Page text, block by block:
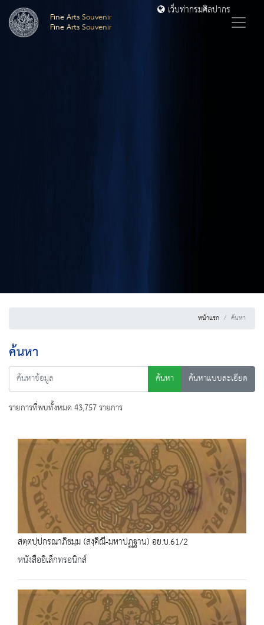
Fine Arts Souvenir
Fine Arts Souvenir
เว็บท่ากรมศิลปากร
หน้าแรก ค้นหา
ค้นหา
ค้นหา
ค้นหาแบบละเอียด
รายการที่พบทั้งหมด 43,757 รายการ
สตฺตปฺปกรณาภิธมฺม (สงฺคิณี-มหาปฏฺฐาน) อย.บ.61/2
หนังสืออิเล็กทรอนิกส์